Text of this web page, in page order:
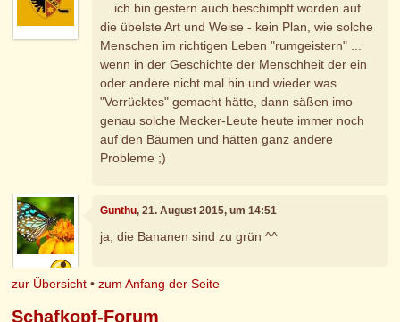
... ich bin gestern auch beschimpft worden auf
die übelste Art und Weise - kein Plan, wie solche
Menschen im richtigen Leben "rumgeistern" ...
wenn in der Geschichte der Menschheit der ein
oder andere nicht mal hin und wieder was
"Verrücktes" gemacht hätte, dann säßen imo
genau solche Mecker-Leute heute immer noch
auf den Bäumen und hätten ganz andere
Probleme ;)
Gunthu, 21. August 2015, um 14:51
ja, die Bananen sind zu grün ^^
zur Übersicht •zum Anfang der Seite
Schafkopf-Forum